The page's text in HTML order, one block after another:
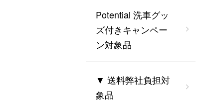
Potential 洗車グッ
ズ付きキャンペー
ン対象品
▼ 送料弊社負担対
象品